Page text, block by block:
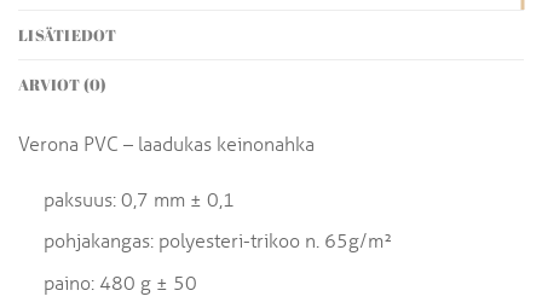
LISÄTIEDOT
ARVIOT (0)
Verona PVC – laadukas keinonahka
paksuus: 0,7 mm ± 0,1
pohjakangas: polyesteri-trikoo n. 65g/m²
paino: 480 g ± 50